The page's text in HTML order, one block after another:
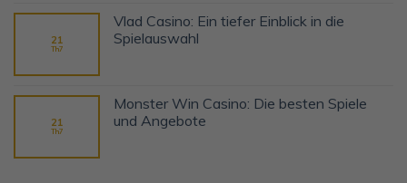
21
Th7
Vlad Casino: Ein tiefer Einblick in die
Spielauswahl
21
Th7
Monster Win Casino: Die besten Spiele
und Angebote